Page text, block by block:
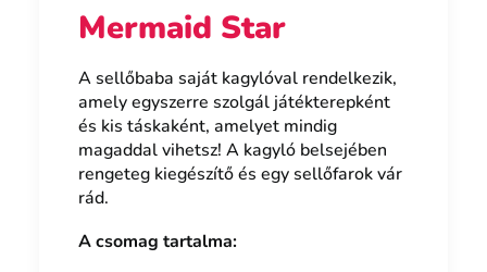
Mermaid Star
A sellőbaba saját kagylóval rendelkezik,
amely egyszerre szolgál játékterepként
és kis táskaként, amelyet mindig
magaddal vihetsz! A kagyló belsejében
rengeteg kiegészítő és egy sellőfarok vár
rád.
A csomag tartalma: